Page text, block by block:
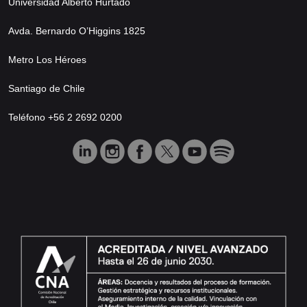
Avda. Bernardo O’Higgins 1825
Metro Los Héroes
Santiago de Chile
Teléfono +56 2 2692 0200